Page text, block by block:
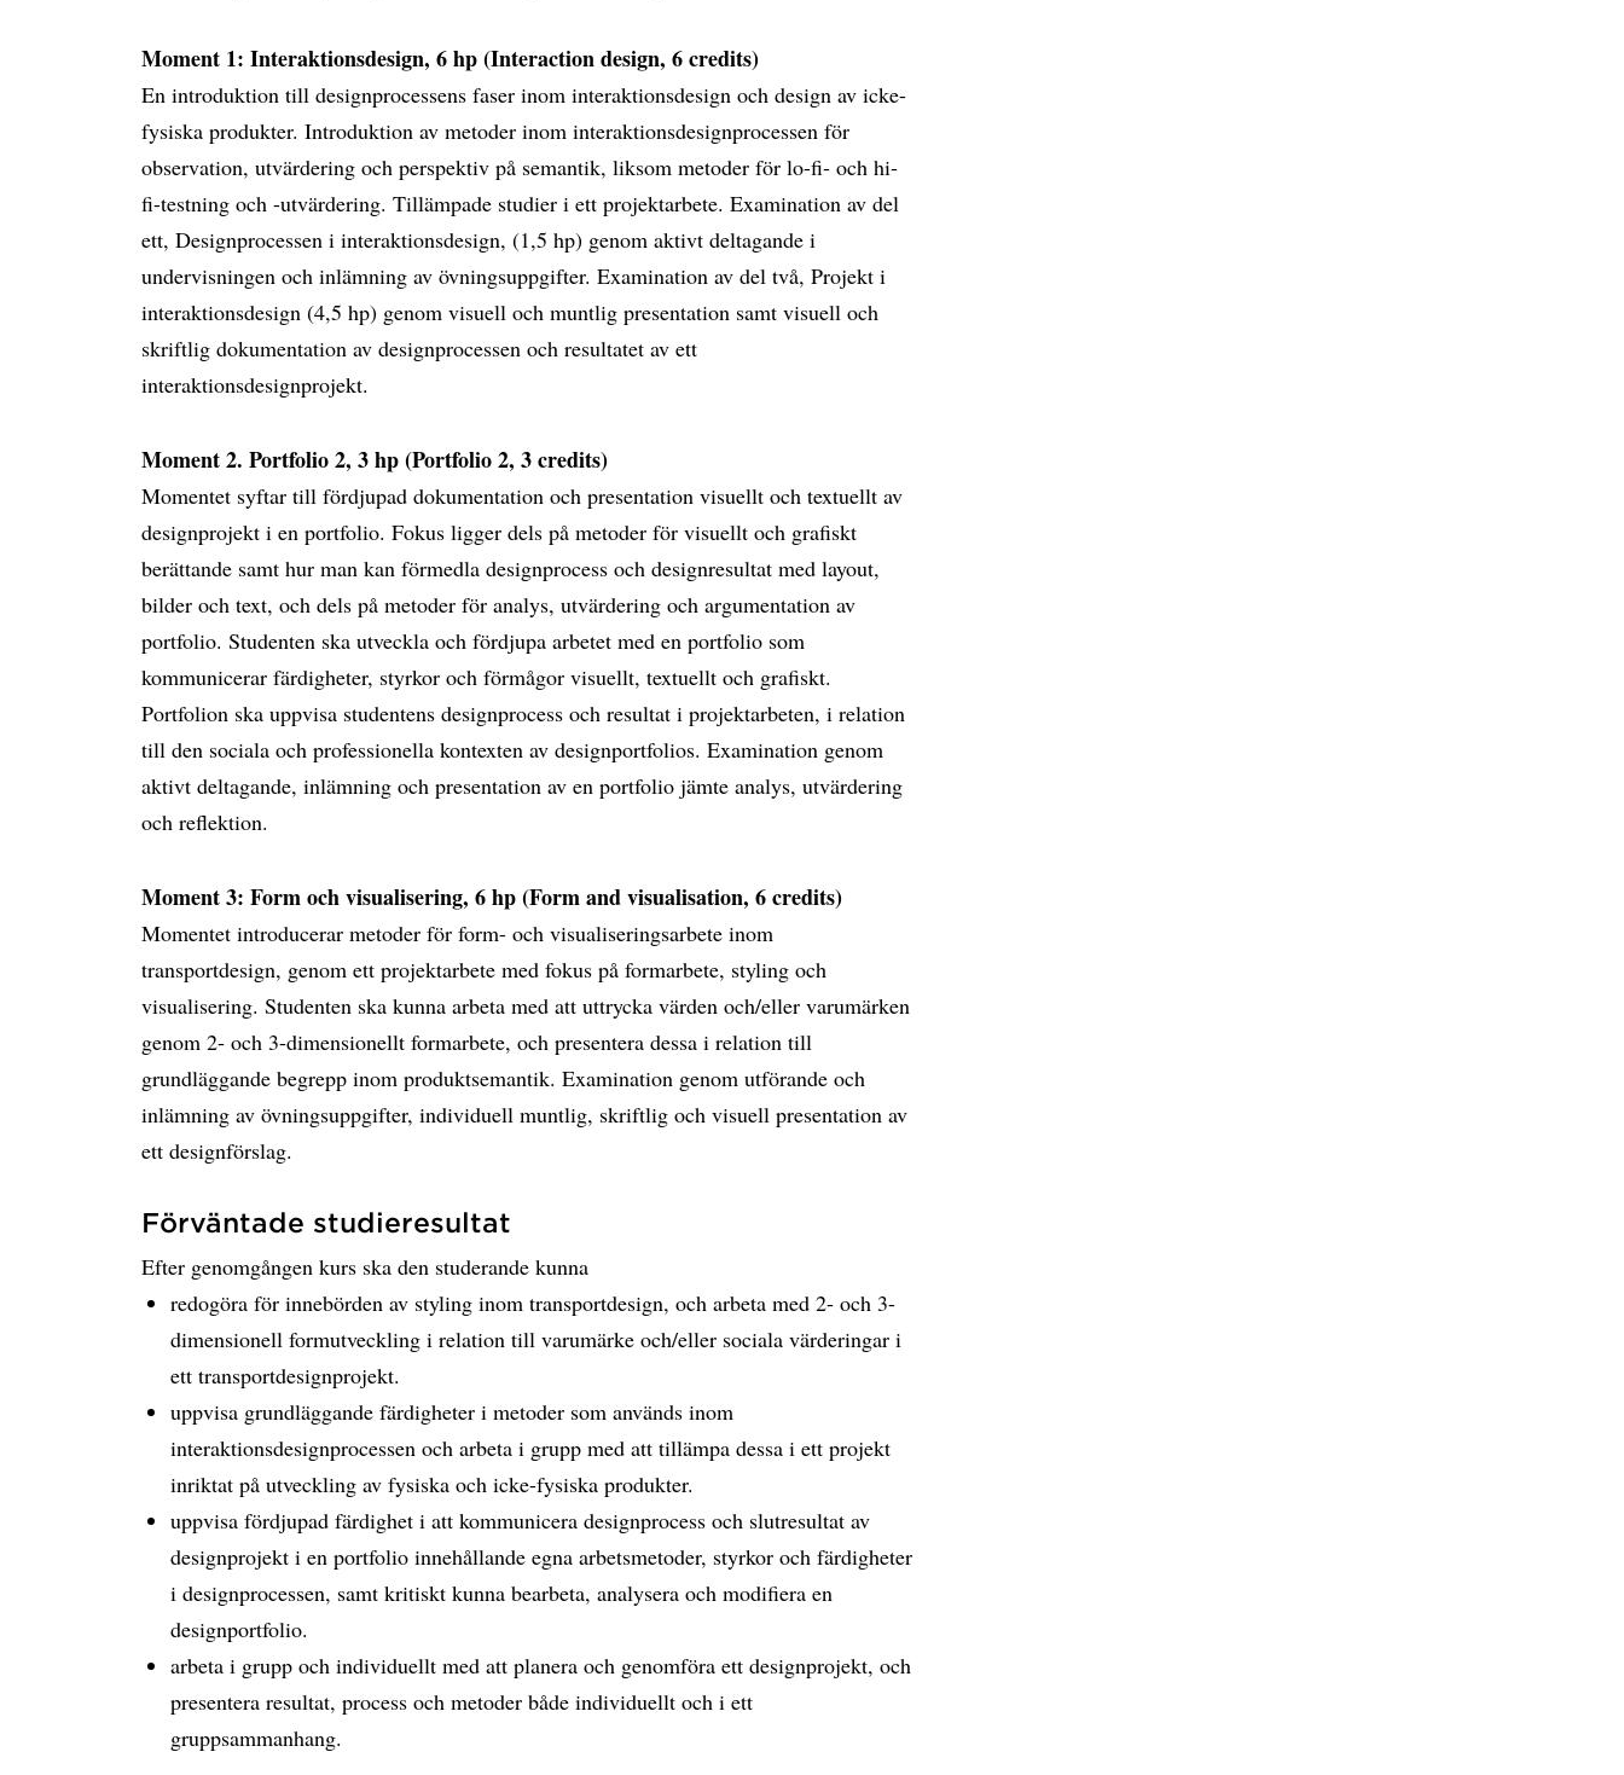
Moment 1: Interaktionsdesign, 6 hp (Interaction design, 6 credits)
En introduktion till designprocessens faser inom interaktionsdesign och design av icke-
fysiska produkter. Introduktion av metoder inom interaktionsdesignprocessen för
observation, utvärdering och perspektiv på semantik, liksom metoder för lo-fi- och hi-
fi-testning och -utvärdering. Tillämpade studier i ett projektarbete. Examination av del
ett, Designprocessen i interaktionsdesign, (1,5 hp) genom aktivt deltagande i
undervisningen och inlämning av övningsuppgifter. Examination av del två, Projekt i
interaktionsdesign (4,5 hp) genom visuell och muntlig presentation samt visuell och
skriftlig dokumentation av designprocessen och resultatet av ett
interaktionsdesignprojekt.
Moment 2. Portfolio 2, 3 hp (Portfolio 2, 3 credits)
Momentet syftar till fördjupad dokumentation och presentation visuellt och textuellt av
designprojekt i en portfolio. Fokus ligger dels på metoder för visuellt och grafiskt
berättande samt hur man kan förmedla designprocess och designresultat med layout,
bilder och text, och dels på metoder för analys, utvärdering och argumentation av
portfolio. Studenten ska utveckla och fördjupa arbetet med en portfolio som
kommunicerar färdigheter, styrkor och förmågor visuellt, textuellt och grafiskt.
Portfolion ska uppvisa studentens designprocess och resultat i projektarbeten, i relation
till den sociala och professionella kontexten av designportfolios. Examination genom
aktivt deltagande, inlämning och presentation av en portfolio jämte analys, utvärdering
och reflektion.
Moment 3: Form och visualisering, 6 hp (Form and visualisation, 6 credits)
Momentet introducerar metoder för form- och visualiseringsarbete inom
transportdesign, genom ett projektarbete med fokus på formarbete, styling och
visualisering. Studenten ska kunna arbeta med att uttrycka värden och/eller varumärken
genom 2- och 3-dimensionellt formarbete, och presentera dessa i relation till
grundläggande begrepp inom produktsemantik. Examination genom utförande och
inlämning av övningsuppgifter, individuell muntlig, skriftlig och visuell presentation av
ett designförslag.
Förväntade studieresultat
Efter genomgången kurs ska den studerande kunna
redogöra för innebörden av styling inom transportdesign, och arbeta med 2- och 3-
dimensionell formutveckling i relation till varumärke och/eller sociala värderingar i
ett transportdesignprojekt.
uppvisa grundläggande färdigheter i metoder som används inom
interaktionsdesignprocessen och arbeta i grupp med att tillämpa dessa i ett projekt
inriktat på utveckling av fysiska och icke-fysiska produkter.
uppvisa fördjupad färdighet i att kommunicera designprocess och slutresultat av
designprojekt i en portfolio innehållande egna arbetsmetoder, styrkor och färdigheter
i designprocessen, samt kritiskt kunna bearbeta, analysera och modifiera en
designportfolio.
arbeta i grupp och individuellt med att planera och genomföra ett designprojekt, och
presentera resultat, process och metoder både individuellt och i ett
gruppsammanhang.